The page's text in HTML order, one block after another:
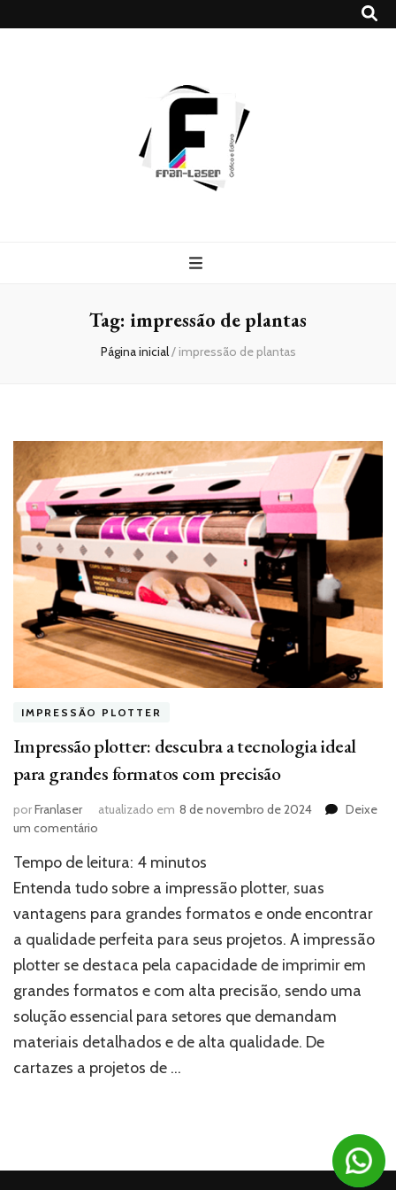
Tag: impressão de plantas
Página inicial/ impressão de plantas
IMPRESSÃO PLOTTER
Impressão plotter: descubra a tecnologia ideal
para grandes formatos com precisão
porFranlaser atualizado em 8 de novembro de 2024
Deixe
um comentário
plotter:
descubra
tecnologia
ideal
para
grandes
formatos
com
precisão
Tempo de leitura: 4 minutos
Entenda tudo sobre a impressão plotter, suas
vantagens para grandes formatos e onde encontrar
a qualidade perfeita para seus projetos. A impressão
plotter se destaca pela capacidade de imprimir em
grandes formatos e com alta precisão, sendo uma
solução essencial para setores que demandam
materiais detalhados e de alta qualidade. De
cartazes a projetos de …